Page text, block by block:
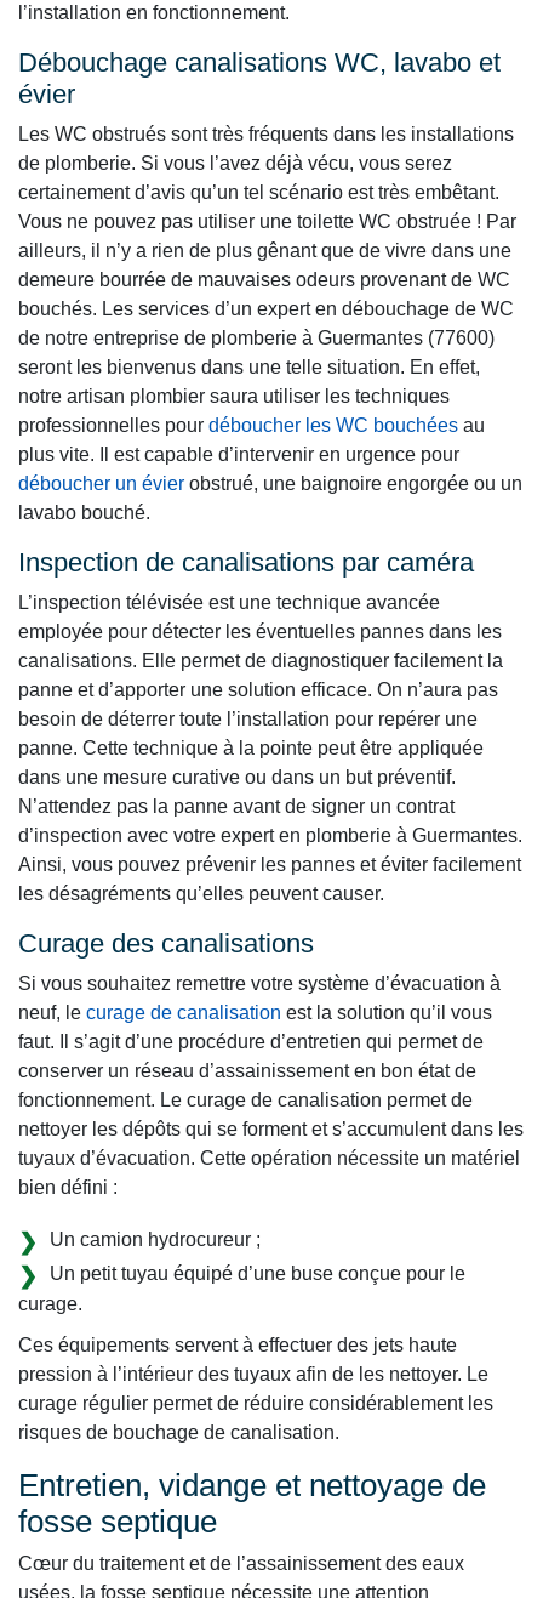
l’installation en fonctionnement.
Débouchage canalisations WC, lavabo et
évier
Les WC obstrués sont très fréquents dans les installations
de plomberie. Si vous l’avez déjà vécu, vous serez
certainement d’avis qu’un tel scénario est très embêtant.
Vous ne pouvez pas utiliser une toilette WC obstruée ! Par
ailleurs, il n’y a rien de plus gênant que de vivre dans une
demeure bourrée de mauvaises odeurs provenant de WC
bouchés. Les services d’un expert en débouchage de WC
de notre entreprise de plomberie à Guermantes (77600)
seront les bienvenus dans une telle situation. En effet,
notre artisan plombier saura utiliser les techniques
professionnelles pour déboucher les WC bouchées au
plus vite. Il est capable d’intervenir en urgence pour
déboucher un évier obstrué, une baignoire engorgée ou un
lavabo bouché.
Inspection de canalisations par caméra
L’inspection télévisée est une technique avancée
employée pour détecter les éventuelles pannes dans les
canalisations. Elle permet de diagnostiquer facilement la
panne et d’apporter une solution efficace. On n’aura pas
besoin de déterrer toute l’installation pour repérer une
panne. Cette technique à la pointe peut être appliquée
dans une mesure curative ou dans un but préventif.
N’attendez pas la panne avant de signer un contrat
d’inspection avec votre expert en plomberie à Guermantes.
Ainsi, vous pouvez prévenir les pannes et éviter facilement
les désagréments qu’elles peuvent causer.
Curage des canalisations
Si vous souhaitez remettre votre système d’évacuation à
neuf, le curage de canalisation est la solution qu’il vous
faut. Il s’agit d’une procédure d’entretien qui permet de
conserver un réseau d’assainissement en bon état de
fonctionnement. Le curage de canalisation permet de
nettoyer les dépôts qui se forment et s’accumulent dans les
tuyaux d’évacuation. Cette opération nécessite un matériel
bien défini :
Un camion hydrocureur ;
Un petit tuyau équipé d’une buse conçue pour le
curage.
Ces équipements servent à effectuer des jets haute
pression à l’intérieur des tuyaux afin de les nettoyer. Le
curage régulier permet de réduire considérablement les
risques de bouchage de canalisation.
Entretien, vidange et nettoyage de
fosse septique
Cœur du traitement et de l’assainissement des eaux
usées, la fosse septique nécessite une attention